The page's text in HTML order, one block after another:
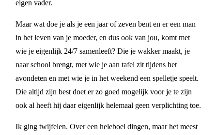
eigen vader.
Maar wat doe je als je een jaar of zeven bent en er een man
in het leven van je moeder, en dus ook van jou, komt met
wie je eigenlijk 24/7 samenleeft? Die je wakker maakt, je
naar school brengt, met wie je aan tafel zit tijdens het
avondeten en met wie je in het weekend een spelletje speelt.
Die altijd zijn best doet er zo goed mogelijk voor je te zijn
ook al heeft hij daar eigenlijk helemaal geen verplichting toe.
Ik ging twijfelen. Over een heleboel dingen, maar het meest